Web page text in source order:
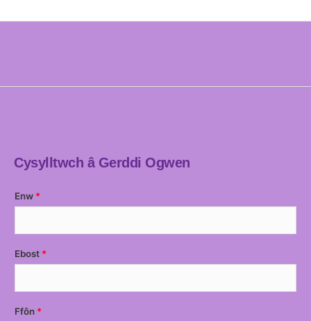
Cysylltwch â Gerddi Ogwen
Enw
Ebost
Ffôn